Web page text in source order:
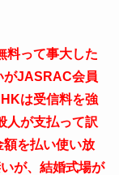
料って事大した
がJASRAC会員
は受信料を強
人が支払って訳
額を払い使い放
が、結婚式場が